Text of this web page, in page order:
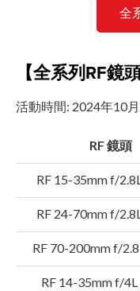
全
【全系列RF鏡
活動時間: 2024年10
RF 鏡頭
RF 15-35mm f/
RF 24-70mm f/
RF 70-200mm f/
RF 14-35mm f/4L